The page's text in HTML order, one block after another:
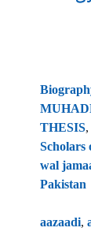
THESIS,
Scholars
wal
Pakistan
aazaadi,